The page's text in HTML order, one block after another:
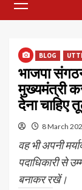
Menu
BLOG
भाजपा
मुख्यमंत्री
देना चाहिए
8 March
वह भी अपनी
पदाधिकारी से
बनाकर रखें।